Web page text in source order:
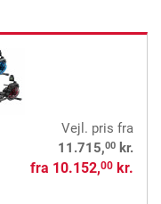
Vejl. pris fra
11.715,00kr.
fra 10.152,00kr.